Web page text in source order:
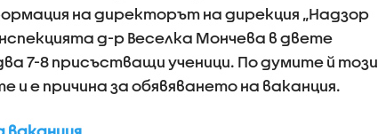
на директорът на дирекция „Надзор
д-р Веселка Мончева в двете
7-8 присъстващи ученици. По думите й този
и е причина за обявяването на ваканция.